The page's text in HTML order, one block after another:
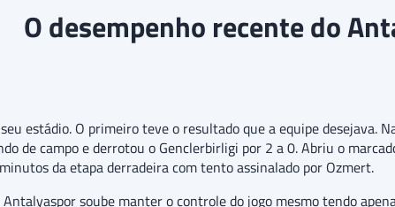
O desempenho recente do
estádio. O primeiro teve o resultado que a equipe desejava.
de campo e derrotou o Genclerbirligi por 2 a 0. Abriu o
da etapa derradeira com tento assinalado por Ozmert.
soube manter o controle do jogo mesmo tendo